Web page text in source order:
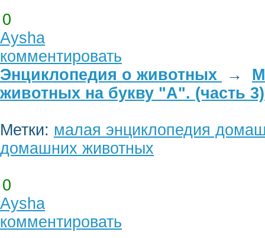
0
Aysha
комментировать
Энциклопедия о животных
→
животных на букву "А". (часть 3)
Метки: малая энциклопедия
домашних животных
0
Aysha
комментировать